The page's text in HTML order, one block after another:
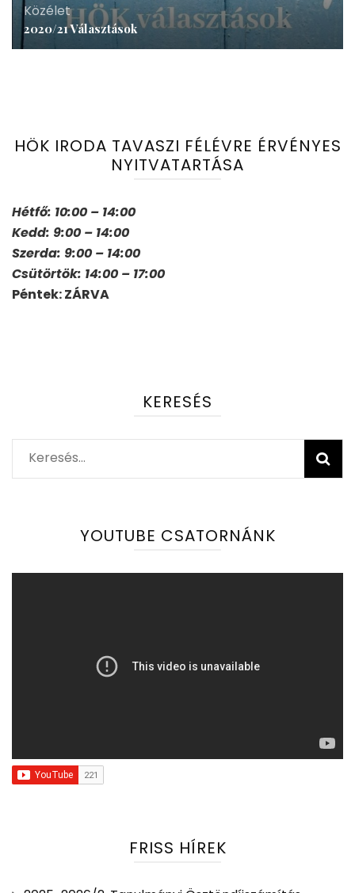
Közélet
2020/21 Választások
HÖK IRODA TAVASZI FÉLÉVRE ÉRVÉNYES
NYITVATARTÁSA
Hétfő: 10:00 – 14:00
Kedd: 9:00 – 14:00
Szerda: 9:00 – 14:00
Csütörtök: 14:00 – 17:00
Péntek: ZÁRVA
KERESÉS
Keresés:
YOUTUBE CSATORNÁNK
FRISS HÍREK